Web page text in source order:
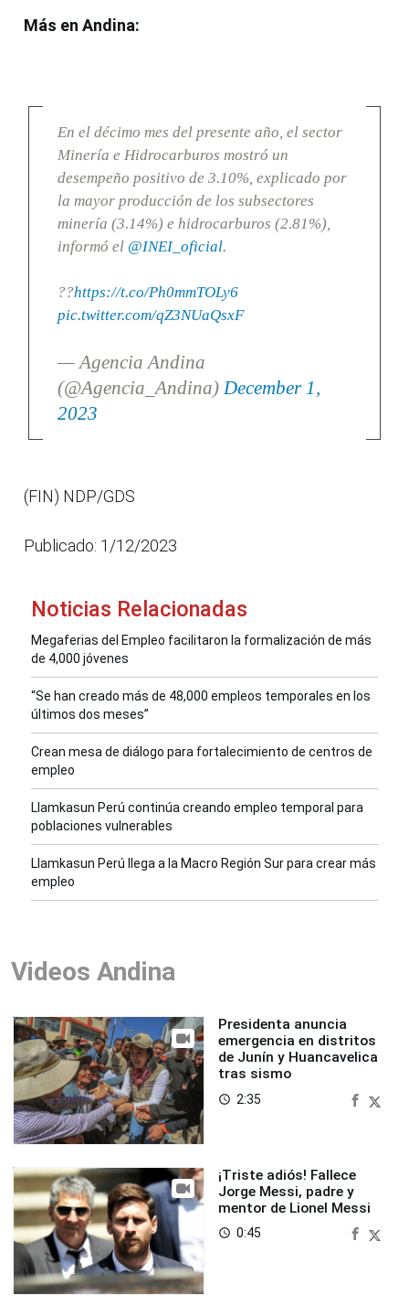
Más en Andina:
En el décimo mes del presente año, el sector
Minería e Hidrocarburos mostró un
desempeño positivo de 3.10%, explicado por
la mayor producción de los subsectores
minería (3.14%) e hidrocarburos (2.81%),
informó el @INEI_oficial.
??https://t.co/Ph0mmTOLy6
pic.twitter.com/qZ3NUaQsxF
— Agencia Andina
(@Agencia_Andina) December 1,
2023
(FIN) NDP/GDS
Publicado: 1/12/2023
Noticias Relacionadas
Megaferias del Empleo facilitaron la formalización de más
de 4,000 jóvenes
“Se han creado más de 48,000 empleos temporales en los
últimos dos meses”
Crean mesa de diálogo para fortalecimiento de centros de
empleo
Llamkasun Perú continúa creando empleo temporal para
poblaciones vulnerables
Llamkasun Perú llega a la Macro Región Sur para crear más
empleo
Videos Andina
Presidenta anuncia
emergencia en distritos
de Junín y Huancavelica
tras sismo
access_time 2:35
¡Triste adiós! Fallece
Jorge Messi, padre y
mentor de Lionel Messi
access_time 0:45